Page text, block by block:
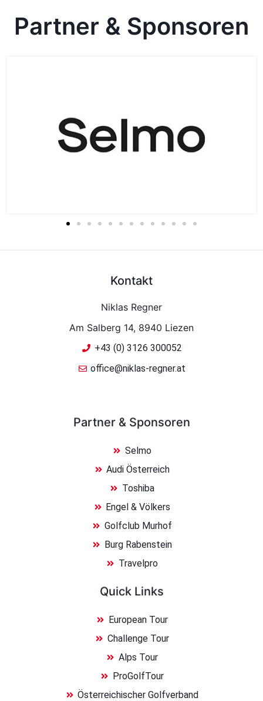
Partner & Sponsoren
Kontakt
Niklas Regner
Am Salberg 14, 8940 Liezen
+43 (0) 3126 300052
office@niklas-regner.at
Partner & Sponsoren
Selmo
Audi Österreich
Toshiba
Engel & Völkers
Golfclub Murhof
Burg Rabenstein
Travelpro
Quick Links
European Tour
Challenge Tour
Alps Tour
ProGolfTour
Österreichischer Golfverband